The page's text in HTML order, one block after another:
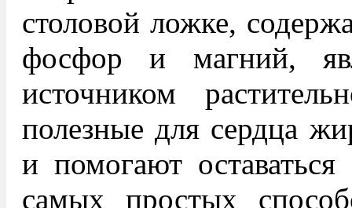
столовой ложке,
фосфор и магний,
источником
полезные для сердца
и помогают
самых простых